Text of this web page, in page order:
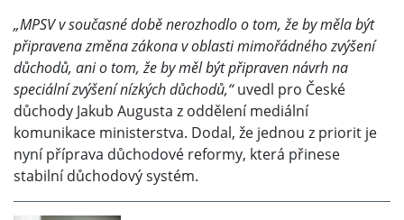
„MPSV v současné době nerozhodlo o tom, že by měla být
připravena změna zákona v oblasti mimořádného zvýšení
důchodů, ani o tom, že by měl být připraven návrh na
speciální zvýšení nízkých důchodů,“uvedl pro České
důchody Jakub Augusta z oddělení mediální
komunikace ministerstva. Dodal, že jednou z priorit je
nyní příprava důchodové reformy, která přinese
stabilní důchodový systém.